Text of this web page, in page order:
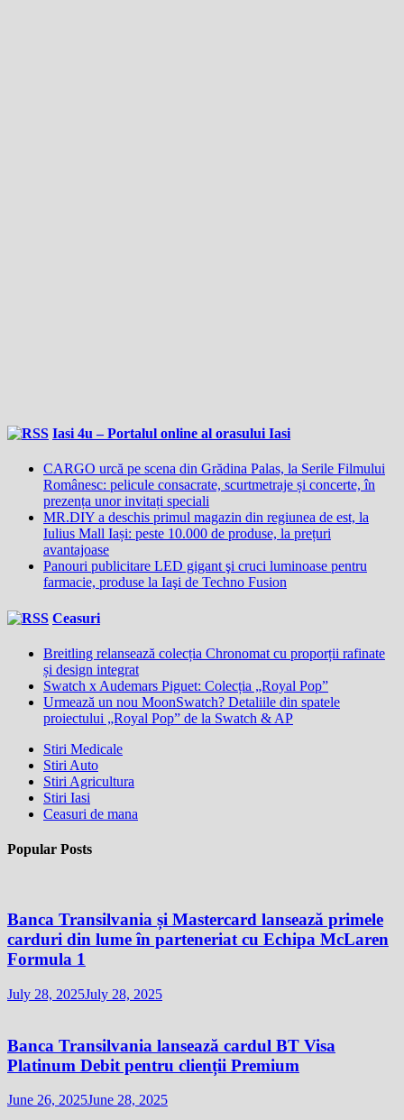
Iasi 4u – Portalul online al orasului Iasi
CARGO urcă pe scena din Grădina Palas, la Serile Filmului
Românesc: pelicule consacrate, scurtmetraje și concerte, în
prezența unor invitați speciali
MR.DIY a deschis primul magazin din regiunea de est, la
Iulius Mall Iași: peste 10.000 de produse, la prețuri
avantajoase
Panouri publicitare LED gigant şi cruci luminoase pentru
farmacie, produse la Iaşi de Techno Fusion
Ceasuri
Breitling relansează colecția Chronomat cu proporții rafinate
și design integrat
Swatch x Audemars Piguet: Colecția „Royal Pop”
Urmează un nou MoonSwatch? Detaliile din spatele
proiectului „Royal Pop” de la Swatch & AP
Stiri Medicale
Stiri Auto
Stiri Agricultura
Stiri Iasi
Ceasuri de mana
Popular Posts
Banca Transilvania și Mastercard lansează primele
carduri din lume în parteneriat cu Echipa McLaren
Formula 1
July 28, 2025July 28, 2025
Banca Transilvania lansează cardul BT Visa
Platinum Debit pentru clienții Premium
June 26, 2025June 28, 2025